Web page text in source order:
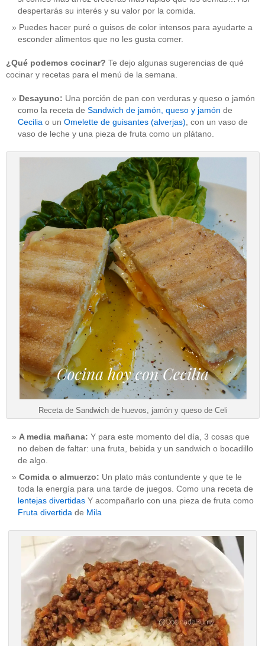
despertarás su interés y su valor por la comida.
Puedes hacer puré o guisos de color intensos para ayudarte a
esconder alimentos que no les gusta comer.
¿Qué podemos cocinar? Te dejo algunas sugerencias de qué
cocinar y recetas para el menú de la semana.
Desayuno: Una porción de pan con verduras y queso o jamón
como la receta de Sandwich de jamón, queso y jamón de
Cecilia o un Omelette de guisantes (alverjas), con un vaso de
vaso de leche y una pieza de fruta como un plátano.
Receta de Sandwich de huevos, jamón y queso de Celi
A media mañana: Y para este momento del día, 3 cosas que
no deben de faltar: una fruta, bebida y un sandwich o bocadillo
de algo.
Comida o almuerzo: Un plato más contundente y que te le
toda la energía para una tarde de juegos. Como una receta de
lentejas divertidas Y acompañarlo con una pieza de fruta como
Fruta divertida de Mila